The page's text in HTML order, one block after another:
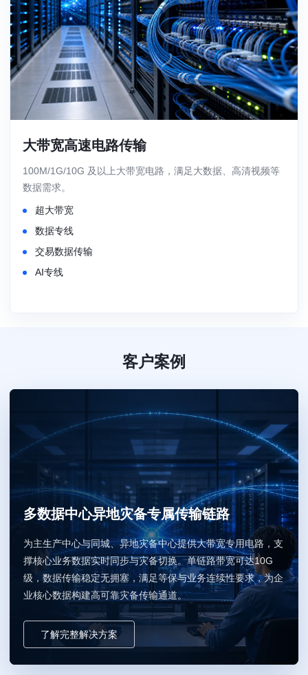
大带宽高速电路传输
100M/1G/10G 及以上大带宽电路，满足大数据、高清视频等
数据需求。
超大带宽
数据专线
交易数据传输
AI专线
客户案例
多数据中心异地灾备专属传输链路
为主生产中心与同城、异地灾备中心提供大带宽专用电路，支
撑核心业务数据实时同步与灾备切换。单链路带宽可达10G
级，数据传输稳定无拥塞，满足等保与业务连续性要求，为企
业核心数据构建高可靠灾备传输通道。
了解完整解决方案